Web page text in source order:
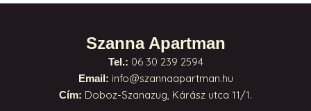
Szanna Apartman
Tel.: 06 30 239 2594
Email: info@szannaapartman.hu
Cím: Doboz-Szanazug, Kárász utca 11/1.